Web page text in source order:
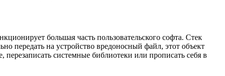
большая часть пользовательского софта. Стек
передать на устройство вредоносный файл, этот объект
системные библиотеки или прописать себя в